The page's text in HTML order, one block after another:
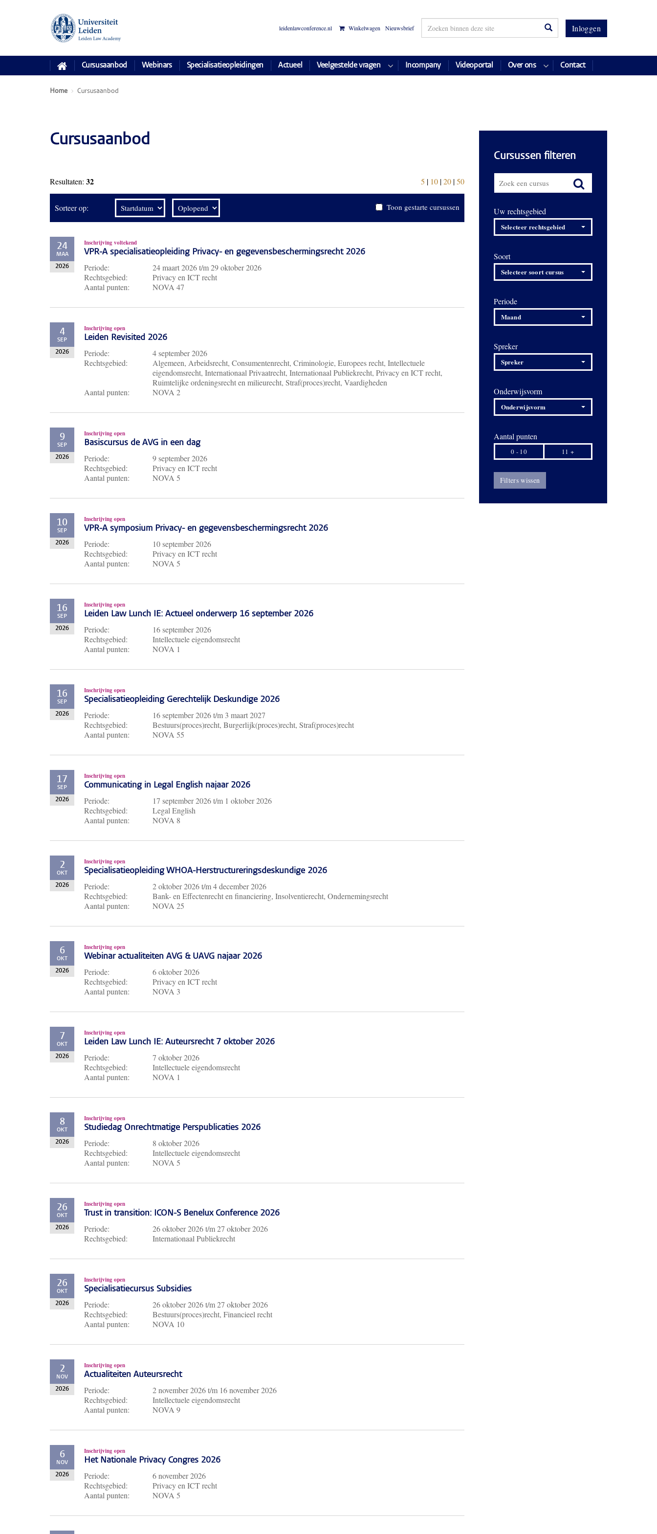
Inloggen
leidenlawconference.nl Winkelwagen Nieuwsbrief
Cursusaanbod Webinars Specialisatieopleidingen Actueel Veelgestelde vragen Incompany Videoportal Over ons Contact
Home Cursusaanbod
Cursusaanbod
Resultaten: 32 5 | 10|20|50
Sorteer op: Toon gestarte cursussen
24
MAA
2026
Inschrijving voltekend
VPR-A specialisatieopleiding Privacy- en gegevensbeschermingsrecht 2026
Periode: 24 maart 2026t/m29 oktober 2026
Rechtsgebied:
Privacy en ICT recht
Aantal punten:
NOVA 47
4
SEP
2026
Inschrijving open
Leiden Revisited 2026
Periode:
4 september 2026
Rechtsgebied:
Algemeen, Arbeidsrecht, Consumentenrecht, Criminologie, Europees recht, Intellectuele
eigendomsrecht, Internationaal Privaatrecht, Internationaal Publiekrecht, Privacy en ICT recht,
Ruimtelijke ordeningsrecht en milieurecht, Straf(proces)recht, Vaardigheden
Aantal punten:
NOVA 2
9
SEP
2026
Inschrijving open
Basiscursus de AVG in een dag
Periode:
9 september 2026
Rechtsgebied:
Privacy en ICT recht
Aantal punten:
NOVA 5
10
SEP
2026
Inschrijving open
VPR-A symposium Privacy- en gegevensbeschermingsrecht 2026
Periode:
10 september 2026
Rechtsgebied:
Privacy en ICT recht
Aantal punten:
NOVA 5
16
SEP
2026
Inschrijving open
Leiden Law Lunch IE: Actueel onderwerp 16 september 2026
Periode:
16 september 2026
Rechtsgebied:
Intellectuele eigendomsrecht
Aantal punten:
NOVA 1
16
SEP
2026
Inschrijving open
Specialisatieopleiding Gerechtelijk Deskundige 2026
Periode: 16 september 2026t/m 3 maart 2027
Rechtsgebied:
Bestuurs(proces)recht, Burgerlijk(proces)recht, Straf(proces)recht
Aantal punten:
NOVA 55
17
SEP
2026
Inschrijving open
Communicating in Legal English najaar 2026
Periode: 17 september 2026t/m 1 oktober 2026
Rechtsgebied:
Legal English
Aantal punten:
NOVA 8
2
OKT
2026
Inschrijving open
Specialisatieopleiding WHOA-Herstructureringsdeskundige 2026
Periode: 2 oktober 2026t/m4 december 2026
Rechtsgebied:
Bank- en Effectenrecht en financiering, Insolventierecht, Ondernemingsrecht
Aantal punten:
NOVA 25
6
OKT
2026
Inschrijving open
Webinar actualiteiten AVG & UAVG najaar 2026
Periode:
6 oktober 2026
Rechtsgebied:
Privacy en ICT recht
Aantal punten:
NOVA 3
7
OKT
2026
Inschrijving open
Leiden Law Lunch IE: Auteursrecht 7 oktober 2026
Periode:
7 oktober 2026
Rechtsgebied:
Intellectuele eigendomsrecht
Aantal punten:
NOVA 1
8
OKT
2026
Inschrijving open
Studiedag Onrechtmatige Perspublicaties 2026
Periode:
8 oktober 2026
Rechtsgebied:
Intellectuele eigendomsrecht
Aantal punten:
NOVA 5
26
OKT
2026
Inschrijving open
Trust in transition: ICON-S Benelux Conference 2026
Periode: 26 oktober 2026t/m27 oktober 2026
Rechtsgebied:
Internationaal Publiekrecht
26
OKT
2026
Inschrijving open
Specialisatiecursus Subsidies
Periode: 26 oktober 2026t/m27 oktober 2026
Rechtsgebied:
Bestuurs(proces)recht, Financieel recht
Aantal punten:
NOVA 10
2
NOV
2026
Inschrijving open
Actualiteiten Auteursrecht
Periode: 2 november 2026t/m 16 november 2026
Rechtsgebied:
Intellectuele eigendomsrecht
Aantal punten:
NOVA 9
6
NOV
2026
Inschrijving open
Het Nationale Privacy Congres 2026
Periode:
6 november 2026
Rechtsgebied:
Privacy en ICT recht
Aantal punten:
NOVA 5
Cursussen filteren
Uw rechtsgebied
Selecteer rechtsgebied
Soort
Selecteer soort cursus
Periode
Maand
Spreker
Spreker
Onderwijsvorm
Onderwijsvorm
Aantal punten
0 - 10 11 +
Filters wissen